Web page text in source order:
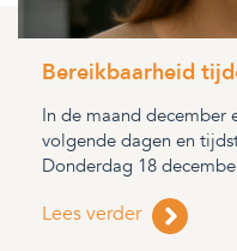
Bereikbaarheid
In de maand december
volgende dagen en
Donderdag 18
Lees verder